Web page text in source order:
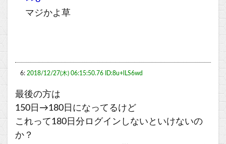
マジかよ草
6: 2018/12/27(木) 06:15:50.76 ID:8u+lLS6wd
最後の方は
150日→180日になってるけど
これって180日分ログインしないといけないの
か？